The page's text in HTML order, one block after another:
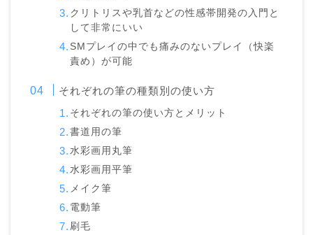
クリトリスや乳首などの性感帯開発の入門と
して非常にいい
SMプレイの中でも痛みのないプレイ（快楽
責め）が可能
それぞれの筆の種類別の使い方
それぞれの筆の使い方とメリット
書道用の筆
水彩画用丸筆
水彩画用平筆
メイク筆
電動筆
刷毛